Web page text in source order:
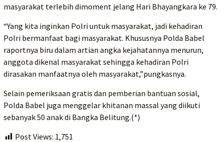
masyarakat terlebih dimoment jelang Hari Bhayangkara ke 79.
“Yang kita inginkan Polri untuk masyarakat, jadi kehadiran
Polri bermanfaat bagi masyarakat. Khususnya Polda Babel
raportnya biru dalam artian angka kejahatannya menurun,
anggota dikenal masyarakat sehingga kehadiran Polri
dirasakan manfaatnya oleh masyarakat,”pungkasnya.
Selain pemeriksaan gratis dan pemberian bantuan sosial,
Polda Babel juga menggelar khitanan massal yang diikuti
sebanyak 50 anak di Bangka Belitung.(*)
Post Views: 1,751